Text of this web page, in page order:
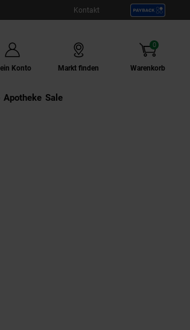
Kontakt
Konto Markt finden Warenkorb
0
Artikel
Externer Link:
Apotheke Sale